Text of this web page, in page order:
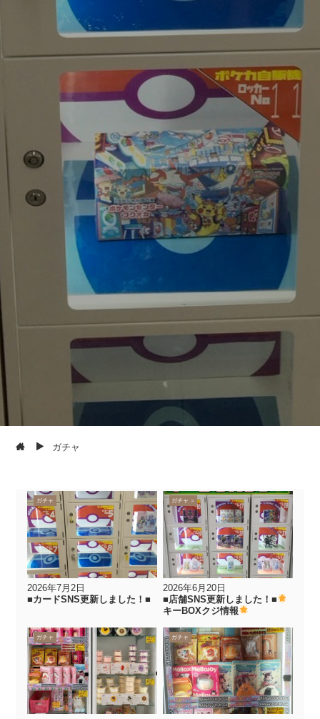
ガチャ
カード
ガチャ
2026年7月2日
■カードSNS更新しました！■
おもちゃ
カード
ガチャ
2026年6月20日
■店舗SNS更新しました！■
キーBOXクジ情報
ガチャ ガチャ